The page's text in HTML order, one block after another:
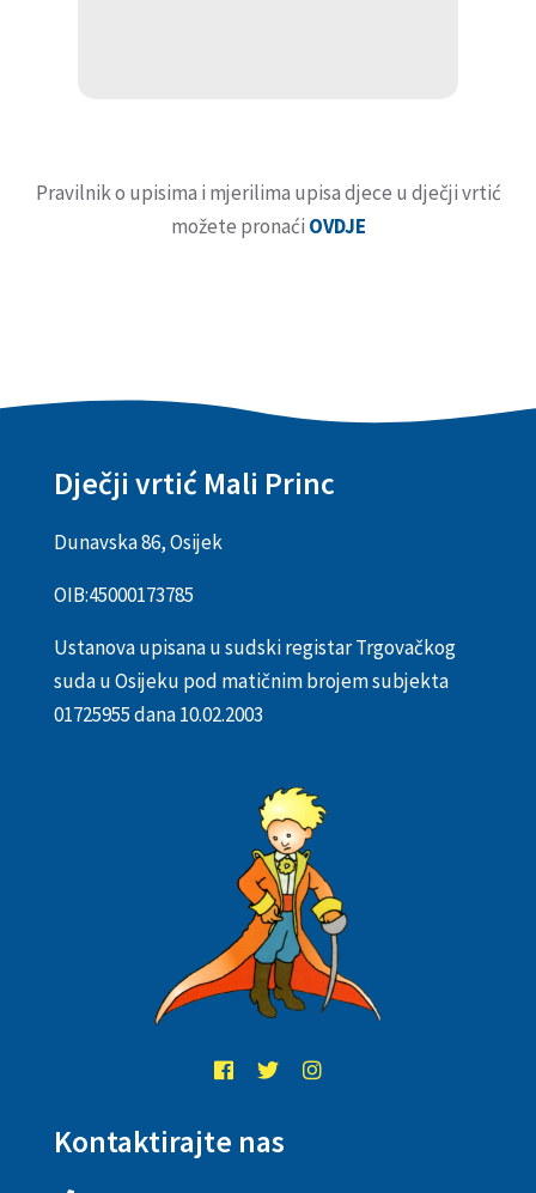
Pravilnik o upisima i mjerilima upisa djece u dječji vrtić
možete pronaći OVDJE
Dječji vrtić Mali Princ
Dunavska 86, Osijek
OIB:45000173785
Ustanova upisana u sudski registar Trgovačkog
suda u Osijeku pod matičnim brojem subjekta
01725955 dana 10.02.2003
Kontaktirajte nas